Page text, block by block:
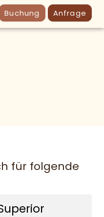
Buchung Anfrage
für folgende